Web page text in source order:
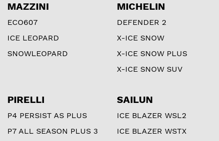
MAZZINI
ECO607
ICE LEOPARD
SNOWLEOPARD
MICHELIN
DEFENDER 2
X-ICE SNOW
X-ICE SNOW PLUS
X-ICE SNOW SUV
PIRELLI
P4 PERSIST AS PLUS
P7 ALL SEASON PLUS 3
SAILUN
ICE BLAZER WSL2
ICE BLAZER WSTX